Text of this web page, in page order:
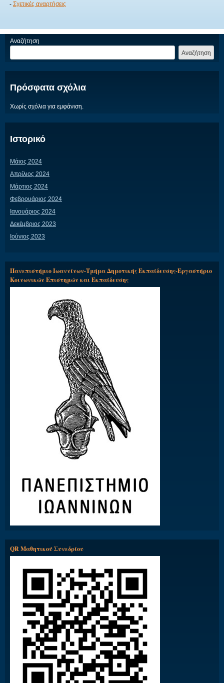
- Σχετικές αναρτήσεις
Αναζήτηση
Αναζήτηση
Πρόσφατα σχόλια
Χωρίς σχόλια για εμφάνιση.
Ιστορικό
Μάιος 2024
Απρίλιος 2024
Μάρτιος 2024
Φεβρουάριος 2024
Ιανουάριος 2024
Δεκέμβριος 2023
Ιούνιος 2023
Πανεπιστήμιο Ιωαννίνων-Τμήμα Δημοτικής Εκπαίδευσης-Εργαστήριο
Κοινωνικών Επιστημών και Εκπαίδευσης
QR Μαθητικού Συνεδρίου